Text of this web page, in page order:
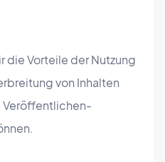
die Vorteile der Nutzung
von Inhalten
Veröffentlichen-